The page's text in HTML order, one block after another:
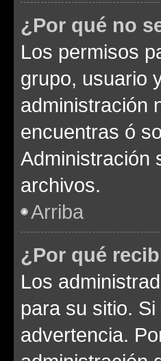
¿Por qué no
Los permisos
grupo, usuario
administración
encuentras ó
Administración
archivos.
Arriba
¿Por qué
Los
para su sitio.
advertencia.